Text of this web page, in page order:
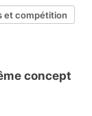
et compétition
concept